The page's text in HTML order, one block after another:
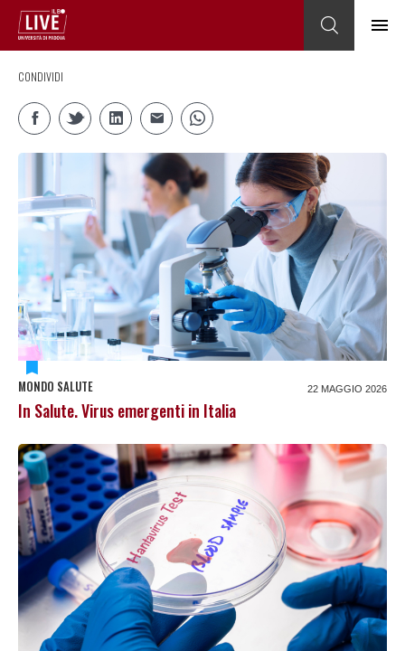
CONDIVIDI
MONDO SALUTE 22 MAGGIO 2026
In Salute. Virus emergenti in Italia